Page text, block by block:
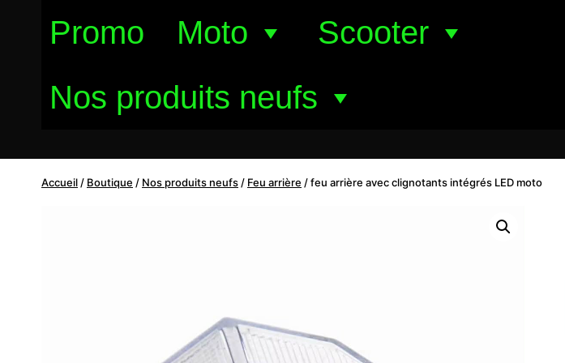
Promo Moto
Scooter
Nos produits neufs
Accueil / Boutique / Nos produits neufs / Feu arrière /feu arrière avec clignotants intégrés LED moto